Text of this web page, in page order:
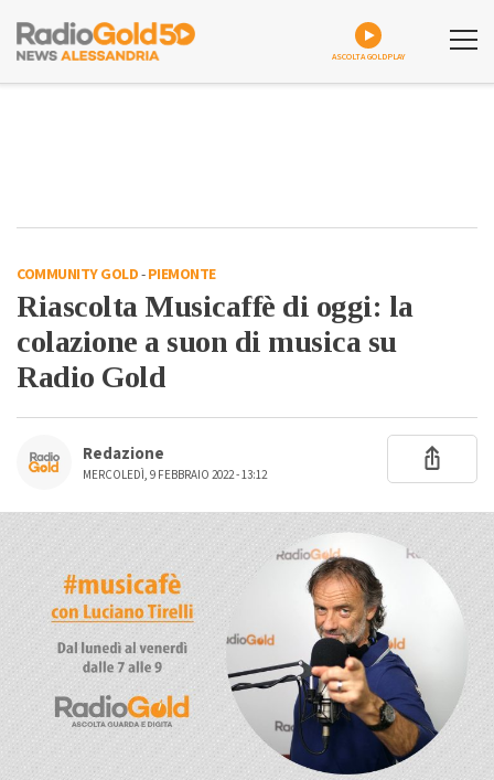
ASCOLTA GOLDPLAY
COMMUNITY GOLD-PIEMONTE
Riascolta Musicaffè di oggi: la
colazione a suon di musica su
Radio Gold
Redazione
MERCOLEDÌ, 9 FEBBRAIO 2022 - 13:12